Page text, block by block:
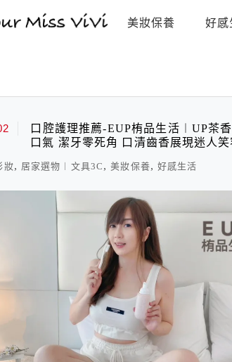
美妝保養 好感
口腔護理推薦-EUP栯品生活︱UP茶
口氣 潔牙零死角 口清齒香展現迷人笑
妝, 居家選物︱文具3C ,美妝保養,好感生活